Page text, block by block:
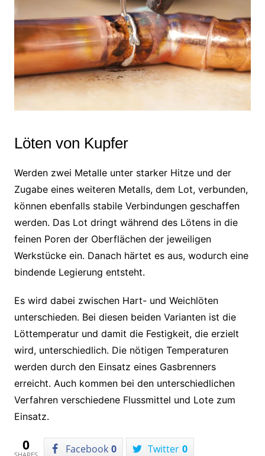
Löten von Kupfer
Werden zwei Metalle unter starker Hitze und der
Zugabe eines weiteren Metalls, dem Lot, verbunden,
können ebenfalls stabile Verbindungen geschaffen
werden. Das Lot dringt während des Lötens in die
feinen Poren der Oberflächen der jeweiligen
Werkstücke ein. Danach härtet es aus, wodurch eine
bindende Legierung entsteht.
Es wird dabei zwischen Hart- und Weichlöten
unterschieden. Bei diesen beiden Varianten ist die
Löttemperatur und damit die Festigkeit, die erzielt
wird, unterschiedlich. Die nötigen Temperaturen
werden durch den Einsatz eines Gasbrenners
erreicht. Auch kommen bei den unterschiedlichen
Verfahren verschiedene Flussmittel und Lote zum
Einsatz.
0 Facebook 0 Twitter 0